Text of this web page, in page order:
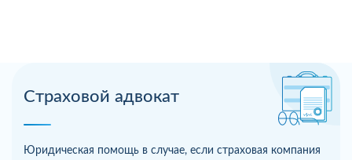
Страховой адвокат
Юридическая помощь в случае, если страховая компания